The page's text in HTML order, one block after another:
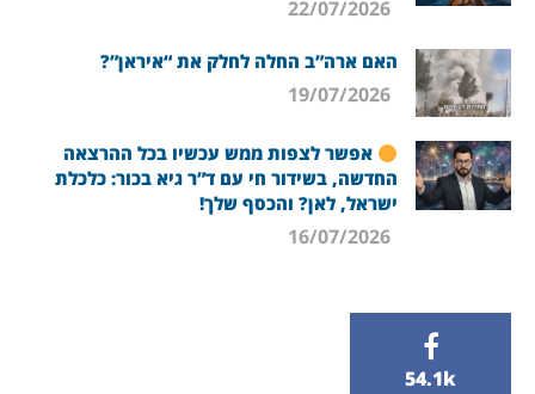
האם ארה”ב החלה לחלק את “איראן”?
אפשר לצפות ממש עכשיו בכל ההרצאה
החדשה, בשידור חי עם ד”ר גיא בכור: כלכלת
ישראל, לאן? והכסף שלך!
54.1k